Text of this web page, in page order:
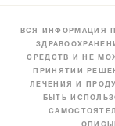
ВСЯ ИНФОРМАЦИЯ
СРЕДСТВ И НЕ
ПРИНЯТИИ
ЛЕЧЕНИЯ И
БЫТЬ